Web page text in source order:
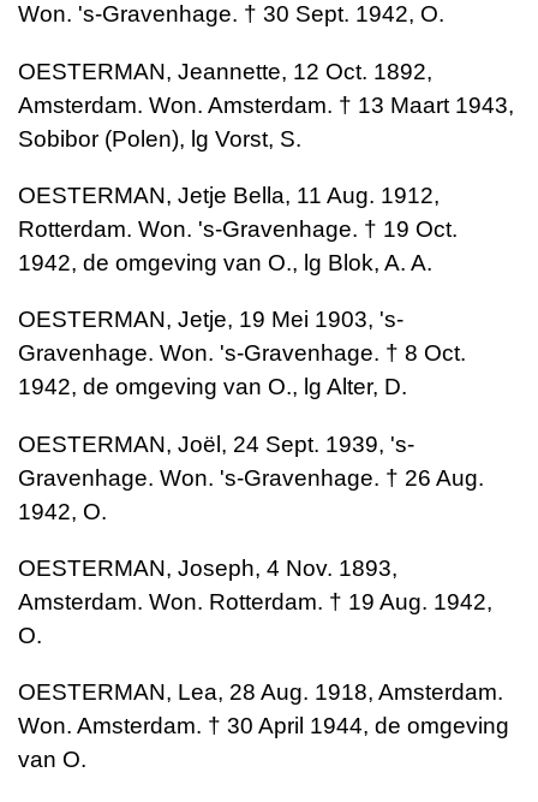
Won. 's-Gravenhage. † 30 Sept. 1942, O.
OESTERMAN, Jeannette, 12 Oct. 1892,
Amsterdam. Won. Amsterdam. † 13 Maart 1943,
Sobibor (Polen), lg Vorst, S.
OESTERMAN, Jetje Bella, 11 Aug. 1912,
Rotterdam. Won. 's-Gravenhage. † 19 Oct.
1942, de omgeving van O., lg Blok, A. A.
OESTERMAN, Jetje, 19 Mei 1903, 's-
Gravenhage. Won. 's-Gravenhage. † 8 Oct.
1942, de omgeving van O., lg Alter, D.
OESTERMAN, Joël, 24 Sept. 1939, 's-
Gravenhage. Won. 's-Gravenhage. † 26 Aug.
1942, O.
OESTERMAN, Joseph, 4 Nov. 1893,
Amsterdam. Won. Rotterdam. † 19 Aug. 1942,
O.
OESTERMAN, Lea, 28 Aug. 1918, Amsterdam.
Won. Amsterdam. † 30 April 1944, de omgeving
van O.